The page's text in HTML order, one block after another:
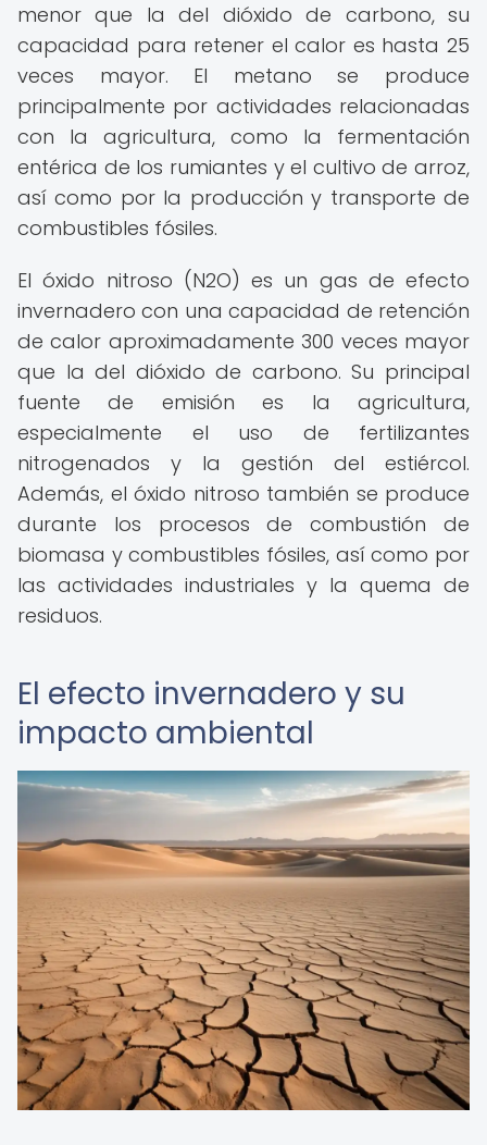
menor que la del dióxido de carbono, su
capacidad para retener el calor es hasta 25
veces mayor. El metano se produce
principalmente por actividades relacionadas
con la agricultura, como la fermentación
entérica de los rumiantes y el cultivo de arroz,
así como por la producción y transporte de
combustibles fósiles.
El óxido nitroso (N2O) es un gas de efecto
invernadero con una capacidad de retención
de calor aproximadamente 300 veces mayor
que la del dióxido de carbono. Su principal
fuente de emisión es la agricultura,
especialmente el uso de fertilizantes
nitrogenados y la gestión del estiércol.
Además, el óxido nitroso también se produce
durante los procesos de combustión de
biomasa y combustibles fósiles, así como por
las actividades industriales y la quema de
residuos.
El efecto invernadero y su
impacto ambiental